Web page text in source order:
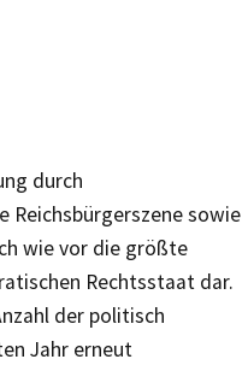
durch
Reichsbürgerszene sowie
wie vor die größte
Rechtsstaat dar.
der politisch
Jahr erneut